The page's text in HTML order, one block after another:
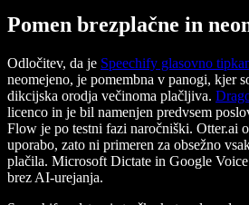
Pomen brezplačne in
Odločitev, da je Speechify glasovno
neomejeno, je pomembna v panogi, kjer
dikcijska orodja večinoma plačljiva.
licenco in je bil namenjen predvsem
Flow je po testni fazi naročniški. Otter.ai
uporabo, zato ni primeren za obsežno
plačila. Microsoft Dictate in Google
brez AI-urejanja.